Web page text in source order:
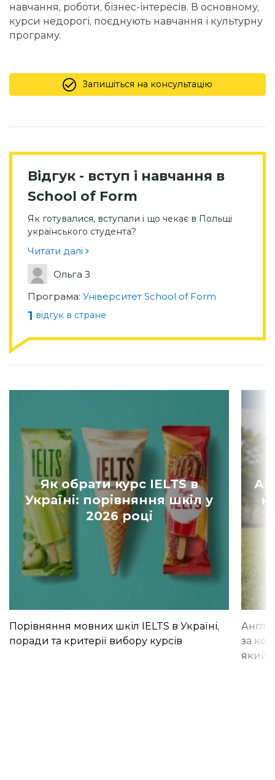
навчання, роботи, бізнес-інтересів. В основному,
курси недорогі, поєднують навчання і культурну
програму.
Запишіться на консультацію
Відгук - вступ і навчання в
School of Form
Як готувалися, вступали і що чекає в Польщі
українського студента?
Читати далі
Ольга З
Програма: Університет School of Form
1 відгук в стране
Як обрати курс IELTS в
Україні: порівняння шкіл у
2026 році
Порівняння мовних шкіл IELTS в Україні,
поради та критерії вибору курсів
за
який